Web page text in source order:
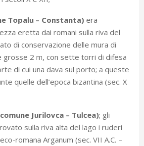
Topalu – Constanta) era
eretta dai romani sulla riva del
di conservazione delle mura di
grosse 2 m, con sette torri di difesa
di cui una dava sul porto; a queste
quelle dell’epoca bizantina (sec. X
Jurilovca – Tulcea); gli
sulla riva alta del lago i ruderi
romana Arganum (sec. VII A.C. –